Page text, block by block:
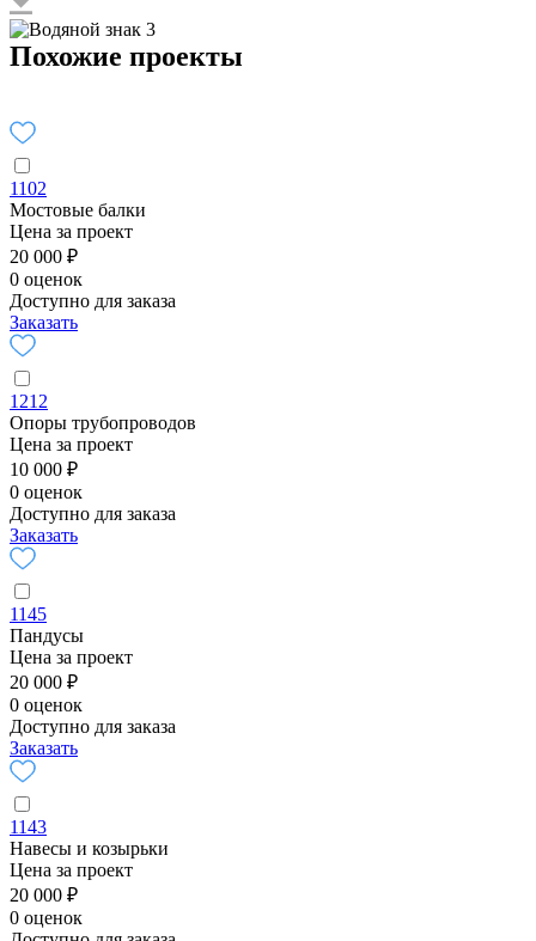
Похожие проекты
1102
Мостовые балки
Цена за проект
20 000 ₽
0 оценок
Доступно для заказа
Заказать
1212
Опоры трубопроводов
Цена за проект
10 000 ₽
0 оценок
Доступно для заказа
Заказать
1145
Пандусы
Цена за проект
20 000 ₽
0 оценок
Доступно для заказа
Заказать
1143
Навесы и козырьки
Цена за проект
20 000 ₽
0 оценок